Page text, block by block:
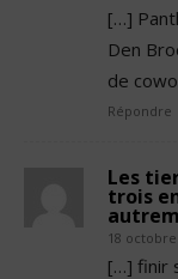
[…]
Den
de
Répondre
Les
trois
18 octobre
[…] finir